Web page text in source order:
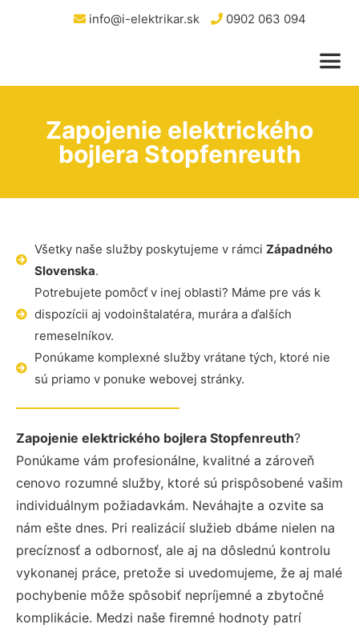
info@i-elektrikar.sk 0902 063 094
Zapojenie elektrického
bojlera Stopfenreuth
Všetky naše služby poskytujeme v rámci Západného
Slovenska.
Potrebujete pomôcť v inej oblasti? Máme pre vás k
dispozícii aj vodoinštalatéra, murára a ďalších
remeselníkov.
Ponúkame komplexné služby vrátane tých, ktoré nie
sú priamo v ponuke webovej stránky.
Zapojenie elektrického bojlera Stopfenreuth?
Ponúkame vám profesionálne, kvalitné a zároveň
cenovo rozumné služby, ktoré sú prispôsobené vašim
individuálnym požiadavkám. Neváhajte a ozvite sa
nám ešte dnes. Pri realizácií služieb dbáme nielen na
precíznosť a odbornosť, ale aj na dôslednú kontrolu
vykonanej práce, pretože si uvedomujeme, že aj malé
pochybenie môže spôsobiť nepríjemné a zbytočné
komplikácie. Medzi naše firemné hodnoty patrí